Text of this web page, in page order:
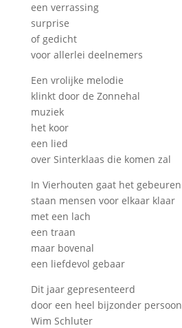
een verrassing
surprise
of gedicht
voor allerlei deelnemers
Een vrolijke melodie
klinkt door de Zonnehal
muziek
het koor
een lied
over Sinterklaas die komen zal
In Vierhouten gaat het gebeuren
staan mensen voor elkaar klaar
met een lach
een traan
maar bovenal
een liefdevol gebaar
Dit jaar gepresenteerd
door een heel bijzonder persoon
Wim Schluter